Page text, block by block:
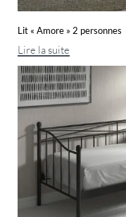
Lit « Amore » 2 personnes
Lire la suite